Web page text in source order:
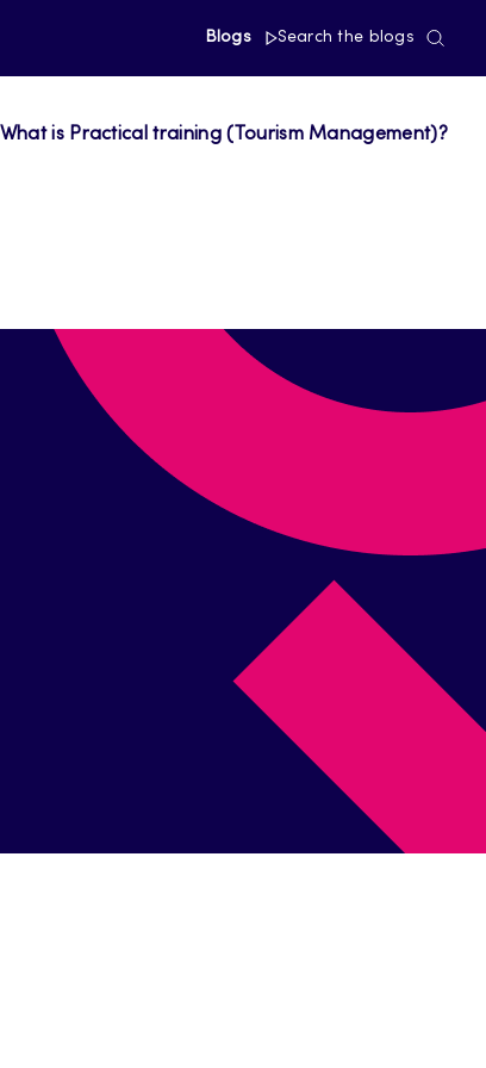
Blogs Search the blogs
What is Practical training (Tourism Management)?